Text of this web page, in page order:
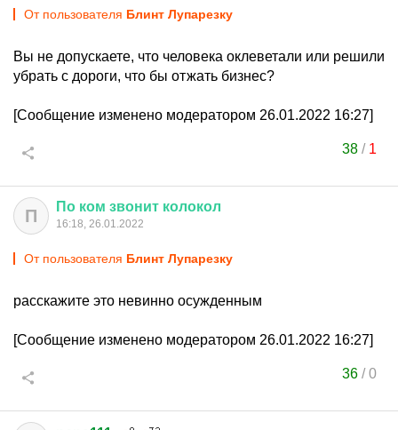
От пользователя Блинт Лупарезку
Вы не допускаете, что человека оклеветали или решили
убрать с дороги, что бы отжать бизнес?
[Сообщение изменено модератором 26.01.2022 16:27]
38 / 1
П По ком звонит колокол
16:18, 26.01.2022
От пользователя Блинт Лупарезку
расскажите это невинно осужденным
[Сообщение изменено модератором 26.01.2022 16:27]
36 /0